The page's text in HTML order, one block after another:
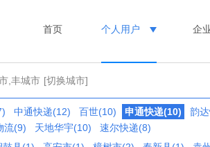
首页 个人用户 企
,丰城市 [切换城市]
中通快递(12) 百世(10) 申通快递(10) 韵
流(9) 天地华宇(10)
速尔快递(8)